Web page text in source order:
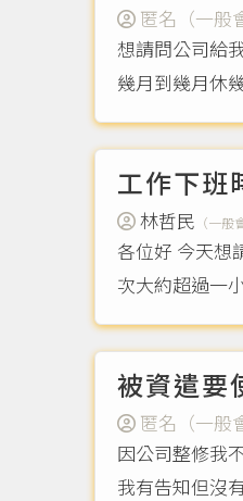
匿名（一般
想請問公司給
幾月到幾月休
工作下班
林哲民 （一般
各位好 今天想
次大約超過一
被資遣要
匿名（一般
因公司整修我
我有告知但沒